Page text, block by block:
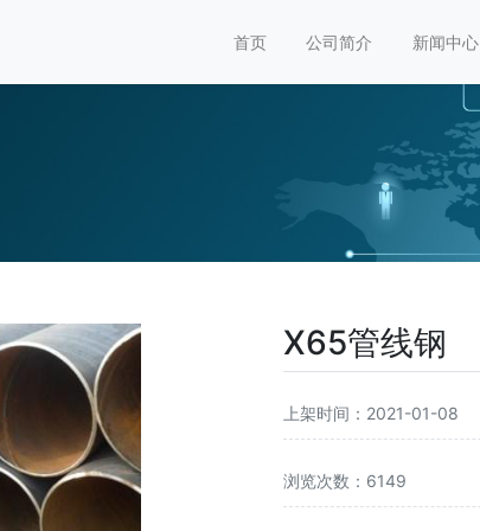
首页 公司简介 新闻中心
X65管线钢
上架时间：2021-01-08
浏览次数：6149